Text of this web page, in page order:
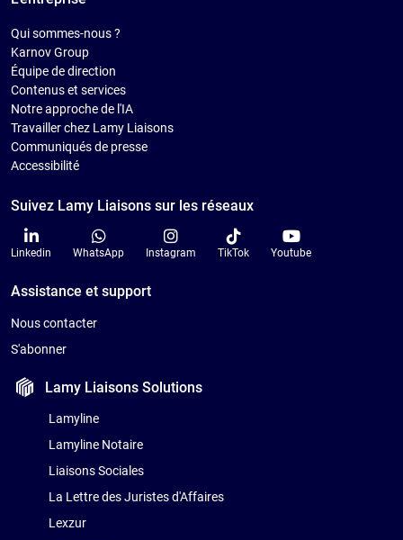
Qui sommes-nous ?
Karnov Group
Équipe de direction
Contenus et services
Notre approche de l'IA
Travailler chez Lamy Liaisons
Communiqués de presse
Accessibilité
Suivez Lamy Liaisons sur les réseaux
Linkedin WhatsApp Instagram TikTok Youtube
Assistance et support
Nous contacter
S'abonner
Lamy LiaisonsSolutions
Lamyline
Lamyline Notaire
Liaisons Sociales
La Lettre des Juristes d'Affaires
Lexzur